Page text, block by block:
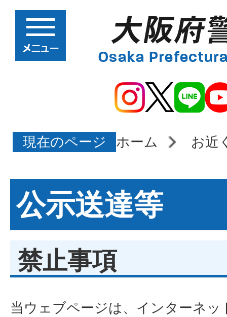
現在のページ ホーム お近
公示送達等
禁止事項
当ウェブページは、インターネッ